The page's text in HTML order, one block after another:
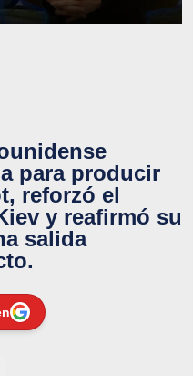
para producir
reforzó el
y reafirmó su
salida